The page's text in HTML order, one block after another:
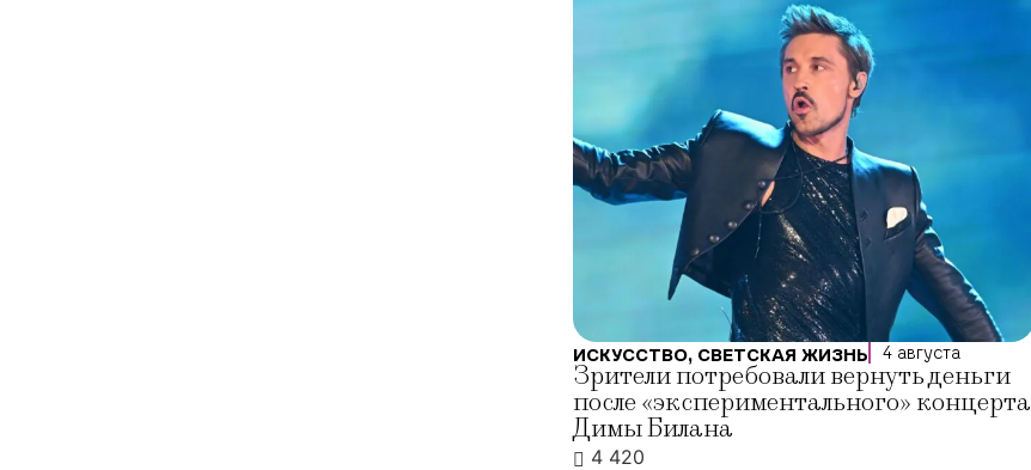
ИСКУССТВО, СВЕТСКАЯ ЖИЗНЬ 4 августа
Зрители потребовали вернуть деньги
после «экспериментального» концерта
Димы Билана
4 420